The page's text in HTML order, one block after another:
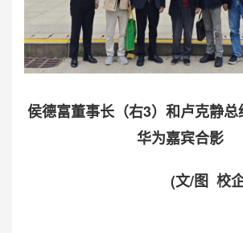
侯德富董事长（右3）和卢克静
华为嘉宾合影
(文/图 校